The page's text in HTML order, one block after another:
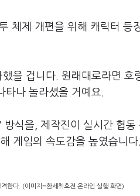
체제 개편을 위해 캐릭터 등
을 겁니다. 원래대로라면 호
나 놀라셨을 거예요.
식을, 제작진이 실시간 협동
게임의 속도감을 높였습니다.
한다. (이미지=환세취호전 온라인 실행 화면)